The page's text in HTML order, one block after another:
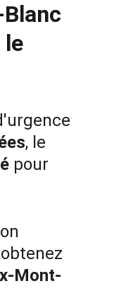
le
, le
pour
Mont-